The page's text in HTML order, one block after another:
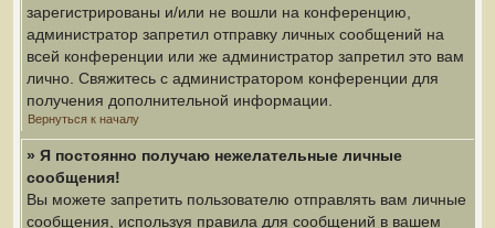
зарегистрированы и/или не вошли на конференцию,
администратор запретил отправку личных сообщений на
всей конференции или же администратор запретил это вам
лично. Свяжитесь с администратором конференции для
получения дополнительной информации.
Вернуться к началу
» Я постоянно получаю нежелательные личные
сообщения!
Вы можете запретить пользователю отправлять вам личные
сообщения, используя правила для сообщений в вашем